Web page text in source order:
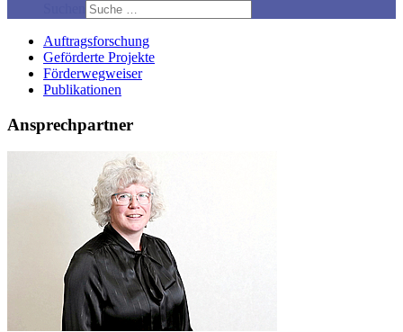
Auftragsforschung
Geförderte Projekte
Förderwegweiser
Publikationen
Ansprechpartner